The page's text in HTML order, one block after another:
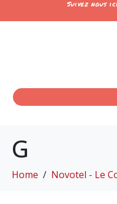
Suivez nous
G
Home Novotel - Le